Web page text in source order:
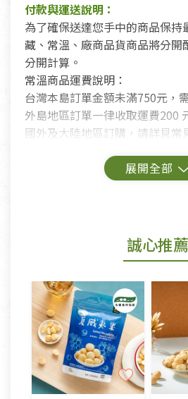
付款與運送說明：
為了確保送達您手中的商品保持
藏、常溫、廠商品貨商品將分開
分開計算。
常溫商品運費說明：
台灣本島訂單金額未滿750元，
外島地區訂單一律收取運費200
國外及大陸地區訂購，請詳見常
鑑賞期商品說明：
若您購買的商品有下列「不適用
形者，除商品瑕疵以外，恕不接
依消保法之規定提供該商品七天
日)的服務，原則上若商品未經
瑕疵)，一般皆可申請退換貨。
不適用七天鑑賞期商品：
以數位或電磁紀錄形式儲存之商
誠心推薦